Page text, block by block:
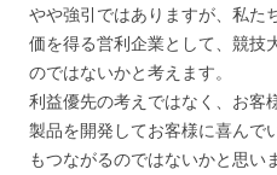
やや強引ではありますが、私た
価を得る営利企業として、競技
のではないかと考えます。
利益優先の考えではなく、お客
製品を開発してお客様に喜んで
もつながるのではないかと思い